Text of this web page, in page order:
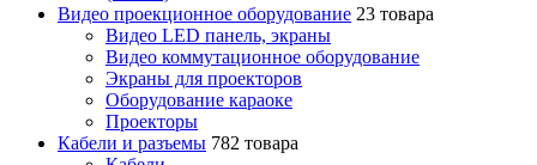
Видео проекционное оборудование 23 товара
Видео LED панель, экраны
Видео коммутационное оборудование
Экраны для проекторов
Оборудование караоке
Проекторы
Кабели и разъемы 782 товара